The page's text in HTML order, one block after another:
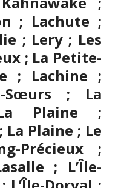
; Lachute ;
; Lery ; Les
; La Petite-
; Lachine ;
Sœurs ; La
Plaine ;
La Plaine ; Le
Précieux ;
; L’Île-